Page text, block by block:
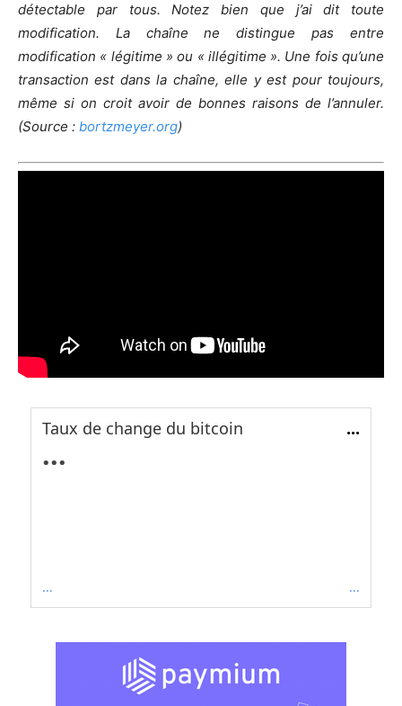
détectable par tous. Notez bien que j’ai dit toute
modification. La chaîne ne distingue pas entre
modification « légitime » ou « illégitime ». Une fois qu’une
transaction est dans la chaîne, elle y est pour toujours,
même si on croit avoir de bonnes raisons de l’annuler.
(Source : bortzmeyer.org)
Taux de change du bitcoin ...
...
... ...